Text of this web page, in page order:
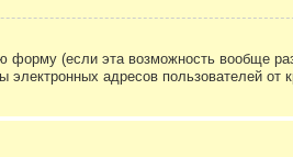
форму (если эта возможность вообще
адресов пользователей от